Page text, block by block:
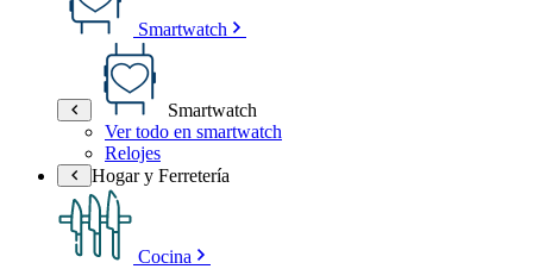
Smartwatch
Smartwatch
Ver todo en smartwatch
Relojes
Hogar y Ferretería
Cocina